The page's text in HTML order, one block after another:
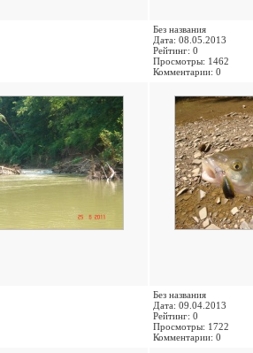
Без названия
Дата: 08.05.2013
Рейтинг: 0
Просмотры: 1462
Комментарии: 0
Без названия
Дата: 09.04.2013
Рейтинг: 0
Просмотры: 1722
Комментарии: 0